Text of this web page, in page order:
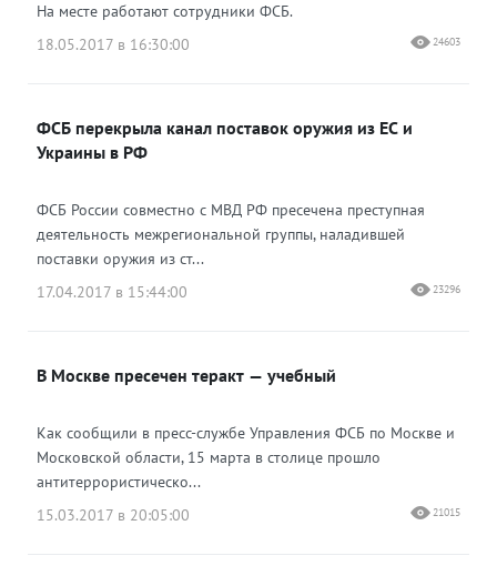
На месте работают сотрудники ФСБ.
18.05.2017 в 16:30:00
24603
ФСБ перекрыла канал поставок оружия из ЕС и
Украины в РФ
ФСБ России совместно с МВД РФ пресечена преступная
деятельность межрегиональной группы, наладившей
поставки оружия из ст...
17.04.2017 в 15:44:00
23296
В Москве пресечен теракт — учебный
Как сообщили в пресс-службе Управления ФСБ по Москве и
Московской области, 15 марта в столице прошло
антитеррористическо...
15.03.2017 в 20:05:00
21015